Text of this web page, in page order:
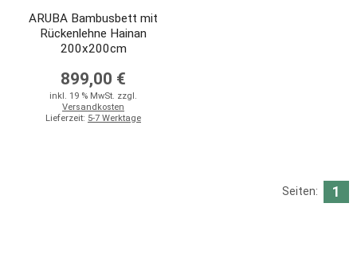
ARUBA Bambusbett mit
Rückenlehne Hainan
200x200cm
899,00 €
inkl. 19 % MwSt. zzgl.
Versandkosten
Lieferzeit: 5-7 Werktage
Seiten: 1